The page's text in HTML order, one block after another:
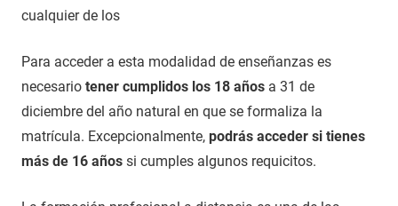
cualquier de los
Para acceder a esta modalidad de enseñanzas es
necesario tener cumplidos los 18 años a 31 de
diciembre del año natural en que se formaliza la
matrícula. Excepcionalmente, podrás acceder si tienes
más de 16 años si cumples algunos requicitos.